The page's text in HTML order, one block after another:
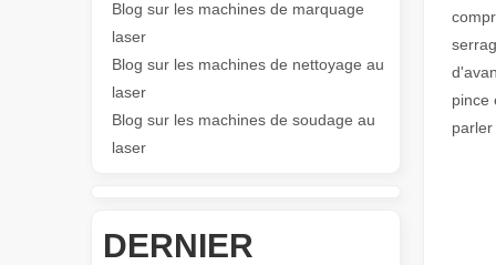
Blog sur les machines de marquage
laser
Blog sur les machines de nettoyage au
laser
Blog sur les machines de soudage au
laser
DERNIER
Les caractéristiques polyvalentes Application et les
pince